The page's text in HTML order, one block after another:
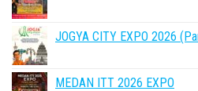
JOGYA CITY EXPO 2026
MEDAN ITT 2026 EXPO